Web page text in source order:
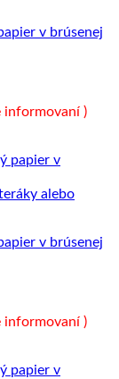
v brúsenej
informovaní )
v brúsenej
informovaní )